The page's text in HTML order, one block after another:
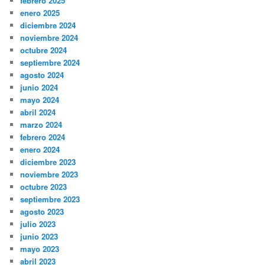
enero 2025
diciembre 2024
noviembre 2024
octubre 2024
septiembre 2024
agosto 2024
junio 2024
mayo 2024
abril 2024
marzo 2024
febrero 2024
enero 2024
diciembre 2023
noviembre 2023
octubre 2023
septiembre 2023
agosto 2023
julio 2023
junio 2023
mayo 2023
abril 2023